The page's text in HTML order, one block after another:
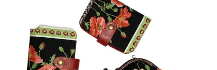
Akciós termékek
Táskák
Neszeszerek